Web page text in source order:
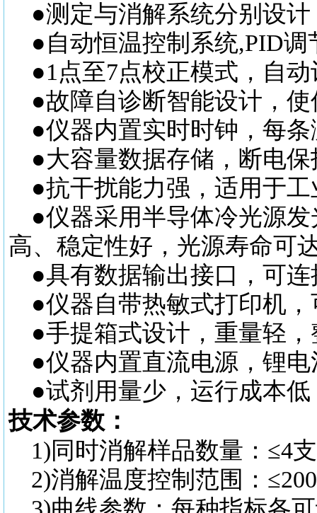
●测定与消解系统分别设
●自动恒温控制系统,PID
●1点至7点校正模式，自
●故障自诊断智能设计，
●仪器内置实时时钟，每
●大容量数据存储，断电
●抗干扰能力强，适用于
●仪器采用半导体冷光源
高、稳定性好，光源寿命可
●具有数据输出接口，可
●仪器自带热敏式打印机
●手提箱式设计，重量轻
●仪器内置直流电源，锂
●试剂用量少，运行成本
技术参数：
1)同时消解样品数量：≤4
2)消解温度控制范围：